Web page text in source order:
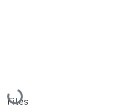
Loading...
Files